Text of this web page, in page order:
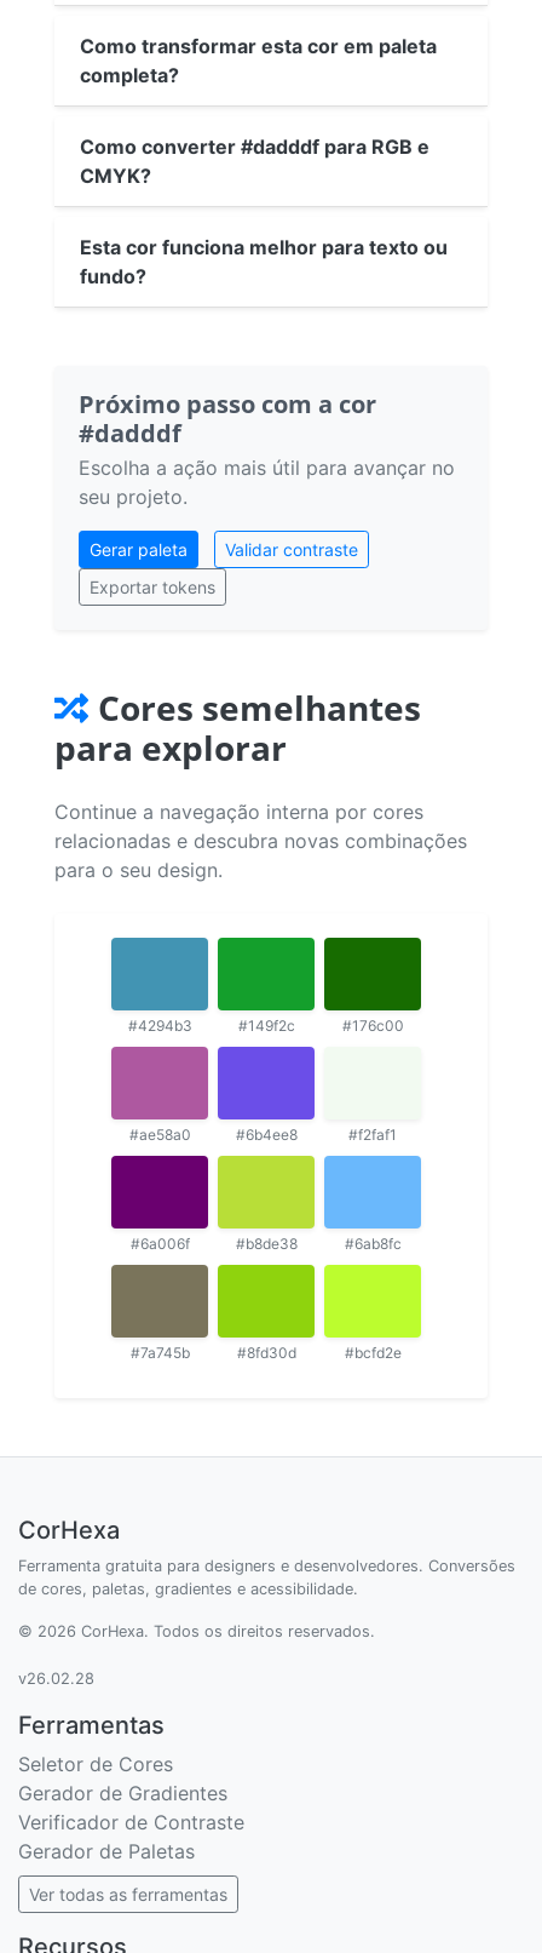
Como transformar esta cor em paleta
completa?
Como converter #dadddf para RGB e
CMYK?
Esta cor funciona melhor para texto ou
fundo?
Próximo passo com a cor
#dadddf
Escolha a ação mais útil para avançar no
seu projeto.
Gerar paleta
Validar contraste
Exportar tokens
Cores semelhantes
para explorar
Continue a navegação interna por cores
relacionadas e descubra novas combinações
para o seu design.
#4294b3 #149f2c #176c00
#ae58a0 #6b4ee8 #f2faf1
#6a006f #b8de38 #6ab8fc
#7a745b #8fd30d #bcfd2e
CorHexa
Ferramenta gratuita para designers e desenvolvedores. Conversões
de cores, paletas, gradientes e acessibilidade.
© 2026 CorHexa. Todos os direitos reservados.
v26.02.28
Ferramentas
Seletor de Cores
Gerador de Gradientes
Verificador de Contraste
Gerador de Paletas
Ver todas as ferramentas
Recursos